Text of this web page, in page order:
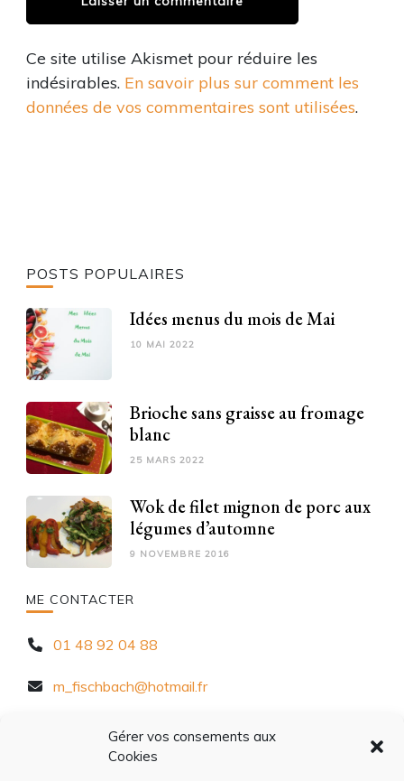
Gérer vos consements aux
Cookies
Ce site utilise Akismet pour réduire les
indésirables. En savoir plus sur comment les
données de vos commentaires sont utilisées.
POSTS POPULAIRES
Idées menus du mois de Mai
10 MAI 2022
Brioche sans graisse au fromage
blanc
25 MARS 2022
Wok de filet mignon de porc aux
légumes d’automne
9 NOVEMBRE 2016
ME CONTACTER
01 48 92 04 88
m_fischbach@hotmail.fr
10 Rue Chèvre d'Autreville, 94320 Thiais